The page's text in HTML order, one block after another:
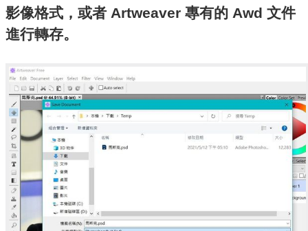
影像格式，或者 Artweaver 專有的 Awd 文件
進行轉存。